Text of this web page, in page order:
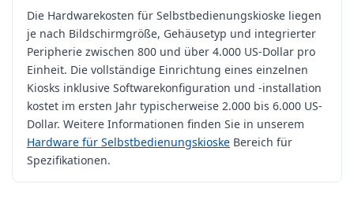
Die Hardwarekosten für Selbstbedienungskioske liegen
je nach Bildschirmgröße, Gehäusetyp und integrierter
Peripherie zwischen 800 und über 4.000 US-Dollar pro
Einheit. Die vollständige Einrichtung eines einzelnen
Kiosks inklusive Softwarekonfiguration und -installation
kostet im ersten Jahr typischerweise 2.000 bis 6.000 US-
Dollar. Weitere Informationen finden Sie in unserem
Hardware für Selbstbedienungskioske Bereich für
Spezifikationen.